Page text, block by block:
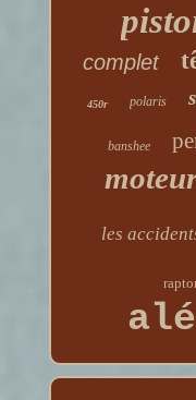
complet
450r polaris
banshee
les